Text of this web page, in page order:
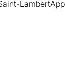
Lambert